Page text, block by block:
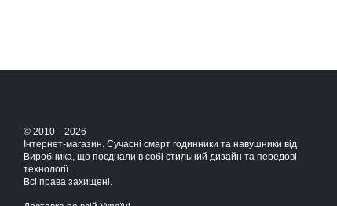
© 2010—2026
Інтернет-магазин. Сучасні смарт годинники та навушники від
Виробника, що поєднали в собі стильний дизайн та передові
технології.
Всі права захищені.